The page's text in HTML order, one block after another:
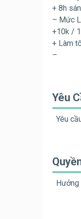
+ 8h
– Mức
+10k /
+ Làm
–
Yêu
Yêu